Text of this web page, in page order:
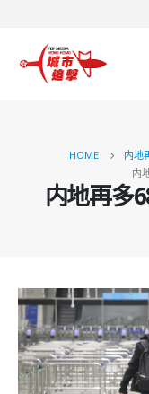
HOME 内地
内
内地再多